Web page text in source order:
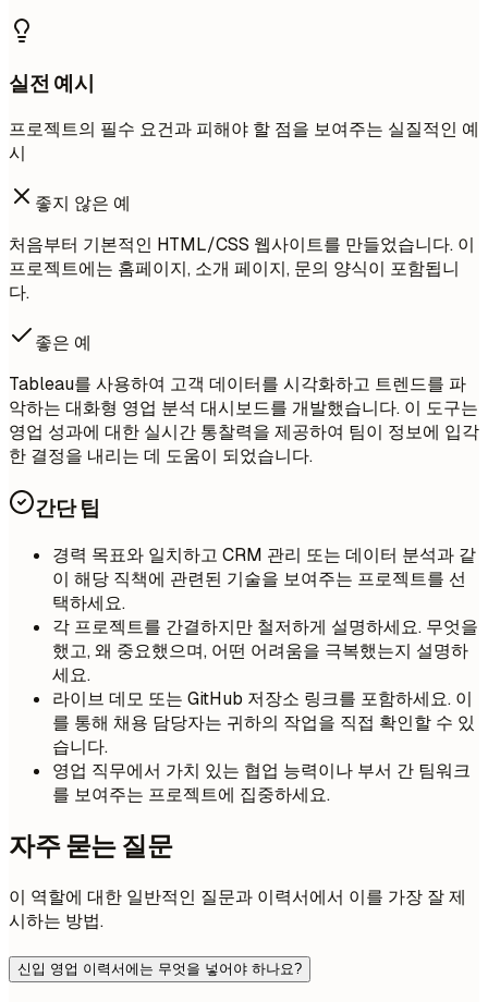
실전 예시
프로젝트의 필수 요건과 피해야 할 점을 보여주는 실질적인 예
시
좋지 않은 예
처음부터 기본적인 HTML/CSS 웹사이트를 만들었습니다. 이
프로젝트에는 홈페이지, 소개 페이지, 문의 양식이 포함됩니
다.
좋은 예
Tableau를 사용하여 고객 데이터를 시각화하고 트렌드를 파
악하는 대화형 영업 분석 대시보드를 개발했습니다. 이 도구는
영업 성과에 대한 실시간 통찰력을 제공하여 팀이 정보에 입각
한 결정을 내리는 데 도움이 되었습니다.
간단 팁
경력 목표와 일치하고 CRM 관리 또는 데이터 분석과 같
이 해당 직책에 관련된 기술을 보여주는 프로젝트를 선
택하세요.
각 프로젝트를 간결하지만 철저하게 설명하세요. 무엇을
했고, 왜 중요했으며, 어떤 어려움을 극복했는지 설명하
세요.
라이브 데모 또는 GitHub 저장소 링크를 포함하세요. 이
를 통해 채용 담당자는 귀하의 작업을 직접 확인할 수 있
습니다.
영업 직무에서 가치 있는 협업 능력이나 부서 간 팀워크
를 보여주는 프로젝트에 집중하세요.
자주 묻는 질문
이 역할에 대한 일반적인 질문과 이력서에서 이를 가장 잘 제
시하는 방법.
신입 영업 이력서에는 무엇을 넣어야 하나요?